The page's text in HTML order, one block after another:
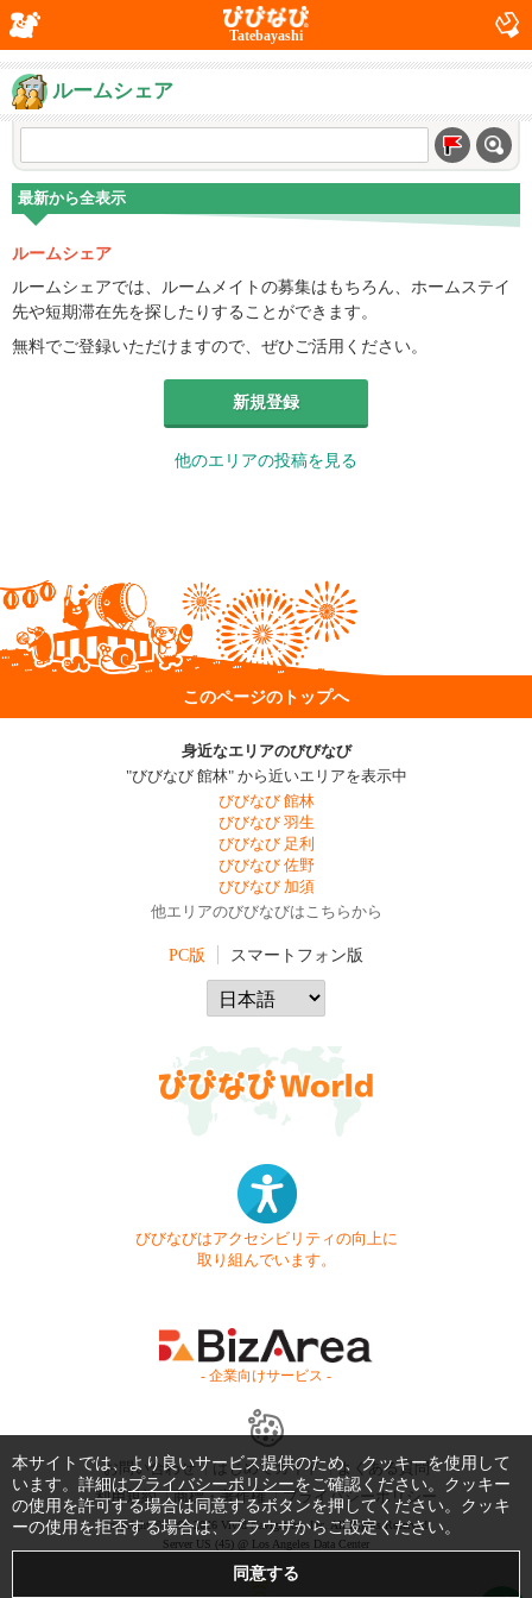
Tatebayashi
ルームシェア
最新から全表示
ルームシェア
ルームシェアでは、ルームメイトの募集はもちろん、ホームステイ
先や短期滞在先を探したりすることができます。
無料でご登録いただけますので、ぜひご活用ください。
新規登録
他のエリアの投稿を見る
このページのトップへ
身近なエリアのびびなび
"びびなび 館林" から近いエリアを表示中
びびなび 館林
びびなび 羽生
びびなび 足利
びびなび 佐野
びびなび 加須
他エリアのびびなびはこちらから
PC版 スマートフォン版
びびなびはアクセシビリティの向上に
取り組んでいます。
- 企業向けサービス -
お問い合わせ はじめてガイド
よくある質問
利用規約
商標・著作権 プライバシーポリシー
Copyright © 1999-2026 Vivid Navigation, Inc. All Rights Reserved.
Server US (45) @ Los Angeles Data Center
本サイトでは、より良いサービス提供のため、クッキーを使用して
います。詳細はプライバシーポリシーをご確認ください。クッキー
の使用を許可する場合は同意するボタンを押してください。クッキ
ーの使用を拒否する場合は、ブラウザからご設定ください。